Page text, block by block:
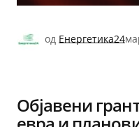
од Енергетика24
Објавени